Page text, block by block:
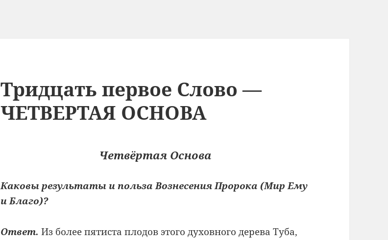
Тридцать первое Слово —
ЧЕТВЕРТАЯ ОСНОВА
Четвёртая Основа
Каковы результаты и польза Вознесения Пророка (Мир Ему
и Благо)?
Ответ. Из более пятиста плодов этого духовного дерева Туба,